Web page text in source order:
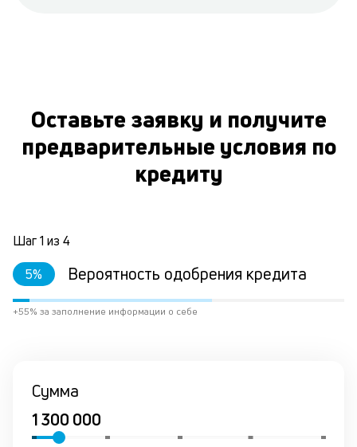
Оставьте заявку и получите
предварительные условия по
кредиту
Шаг1 из 4
5% Вероятность одобрения кредита
+55% за заполнение информации о себе
Сумма